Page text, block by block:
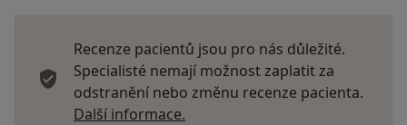
Recenze pacientů jsou pro nás důležité.
Specialisté nemají možnost zaplatit za
odstranění nebo změnu recenze pacienta.
Další informace.